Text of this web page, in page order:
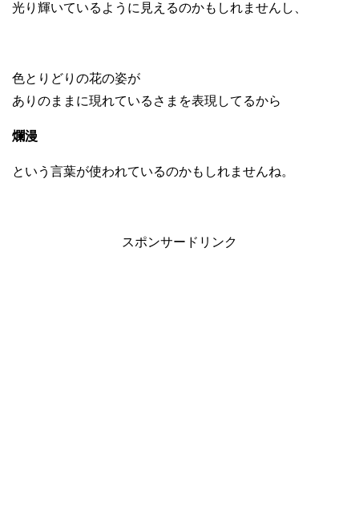
光り輝いているように見えるのかもしれませんし、
色とりどりの花の姿が
ありのままに現れているさまを表現してるから
爛漫
という言葉が使われているのかもしれませんね。
スポンサードリンク